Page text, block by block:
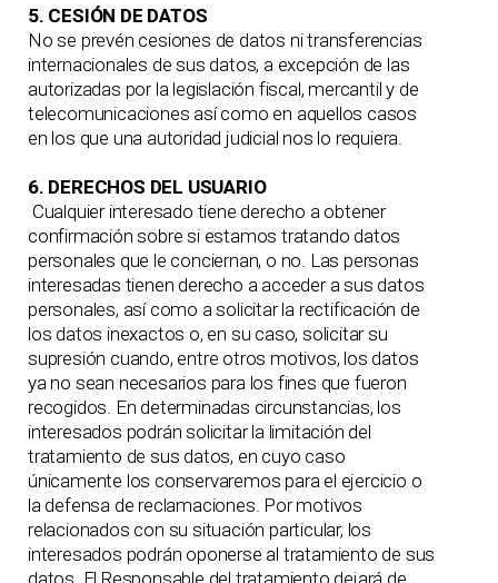
5. CESIÓN DE DATOS
No se prevén cesiones de datos ni transferencias
internacionales de sus datos, a excepción de las
autorizadas por la legislación fiscal, mercantil y de
telecomunicaciones así como en aquellos casos
en los que una autoridad judicial nos lo requiera.
6. DERECHOS DEL USUARIO
Cualquier interesado tiene derecho a obtener
confirmación sobre si estamos tratando datos
personales que le conciernan, o no. Las personas
interesadas tienen derecho a acceder a sus datos
personales, así como a solicitar la rectificación de
los datos inexactos o, en su caso, solicitar su
supresión cuando, entre otros motivos, los datos
ya no sean necesarios para los fines que fueron
recogidos. En determinadas circunstancias, los
interesados podrán solicitar la limitación del
tratamiento de sus datos, en cuyo caso
únicamente los conservaremos para el ejercicio o
la defensa de reclamaciones. Por motivos
relacionados con su situación particular, los
interesados podrán oponerse al tratamiento de sus
datos. El Responsable del tratamiento dejará de